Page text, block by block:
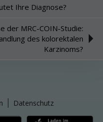
Ihre Diagnose?
der MRC-COIN-Studie:
des kolorektalen
Karzinoms?
Datenschutz